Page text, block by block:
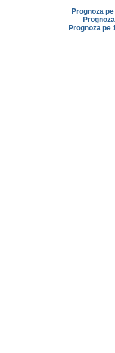
Prognoza
Prognoza pe